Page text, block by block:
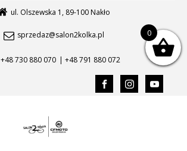
ul. Olszewska 1, 89-100 Nakło
sprzedaz@salon2kolka.pl
+48 730 880 070 | +48 791 880 072
0